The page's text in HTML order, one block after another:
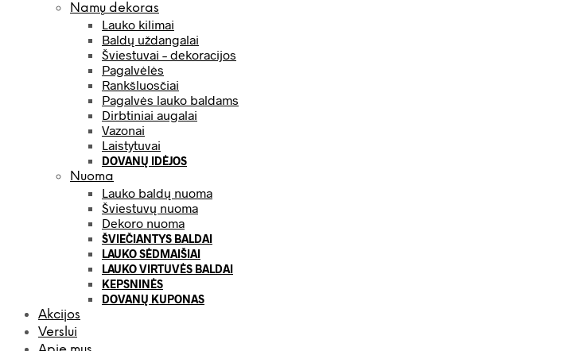
Namų dekoras
Lauko kilimai
Baldų uždangalai
Šviestuvai – dekoracijos
Pagalvėlės
Rankšluosčiai
Pagalvės lauko baldams
Dirbtiniai augalai
Vazonai
Laistytuvai
DOVANŲ IDĖJOS
Nuoma
Lauko baldų nuoma
Šviestuvų nuoma
Dekoro nuoma
ŠVIEČIANTYS BALDAI
LAUKO SĖDMAIŠIAI
LAUKO VIRTUVĖS BALDAI
KEPSNINĖS
DOVANŲ KUPONAS
Akcijos
Verslui